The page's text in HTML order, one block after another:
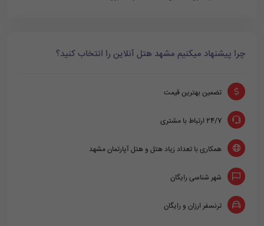
چرا پیشنهاد میکنیم مشهد هتل آنلاین را انتخاب کنید؟
تضمین بهترین قیمت
24/7 ارتباط با مشتری
همکاری با تعداد زیاد هتل و هتل آپارتمان مشهد
شهر شناسی رایگان
ترنسفر ارزان و رایگان